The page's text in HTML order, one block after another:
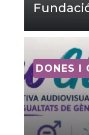
DONES I